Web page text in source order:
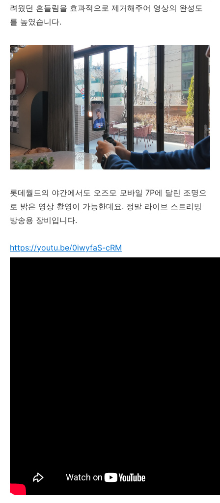
려웠던 흔들림을 효과적으로 제거해주어 영상의 완성도
를 높였습니다.
롯데월드의 야간에서도 오즈모 모바일 7P에 달린 조명으
로 밝은 영상 촬영이 가능한데요. 정말 라이브 스트리밍
방송용 장비입니다.
https://youtu.be/0iwyfaS-cRM